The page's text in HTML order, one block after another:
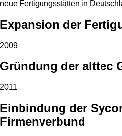
neue Fertigungsstätten in
Expansion der
2009
Gründung der alttec
2011
Einbindung der
Firmenverbund